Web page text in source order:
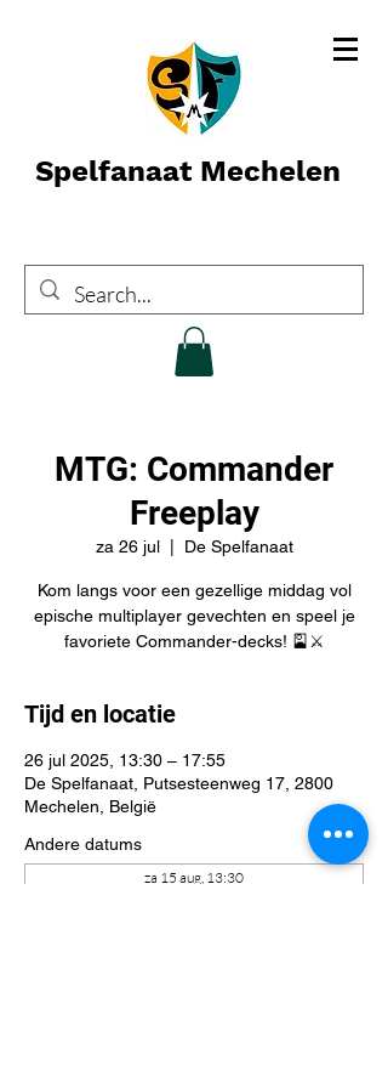
Spelfanaat Mechelen
MTG: Commander
Freeplay
za 26 jul
  |
De Spelfanaat
Kom langs voor een gezellige middag vol
epische multiplayer gevechten en speel je
favoriete Commander-decks! 🎴⚔️
Tijd en locatie
26 jul 2025, 13:30 – 17:55
De Spelfanaat, Putsesteenweg 17, 2800
Mechelen, België
Andere datums
za 15 aug, 13:30